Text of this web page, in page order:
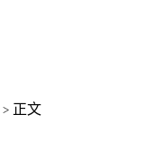
> 正文